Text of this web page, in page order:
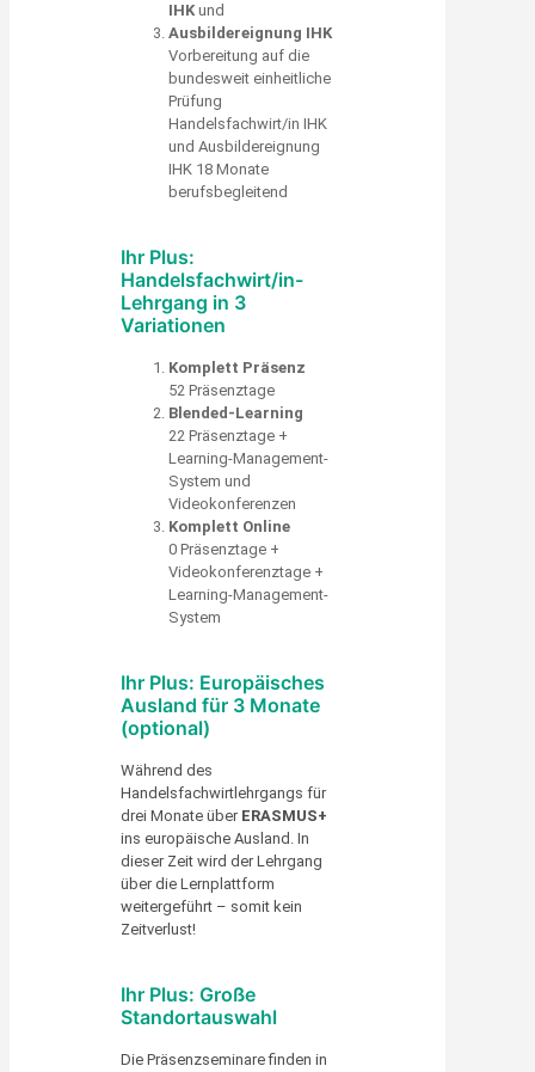
IHK und
Ausbildereignung IHK
Vorbereitung auf die
bundesweit einheitliche
Prüfung
Handelsfachwirt/in IHK
und Ausbildereignung
IHK 18 Monate
berufsbegleitend
Ihr Plus:
Handelsfachwirt/in-
Lehrgang in 3
Variationen
Komplett Präsenz
52 Präsenztage
Blended-Learning
22 Präsenztage +
Learning-Management-
System und
Videokonferenzen
Komplett Online
0 Präsenztage +
Videokonferenztage +
Learning-Management-
System
Ihr Plus: Europäisches
Ausland für 3 Monate
(optional)
Während des
Handelsfachwirtlehrgangs für
drei Monate über ERASMUS+
ins europäische Ausland. In
dieser Zeit wird der Lehrgang
über die Lernplattform
weitergeführt – somit kein
Zeitverlust!
Ihr Plus: Große
Standortauswahl
Die Präsenzseminare finden in